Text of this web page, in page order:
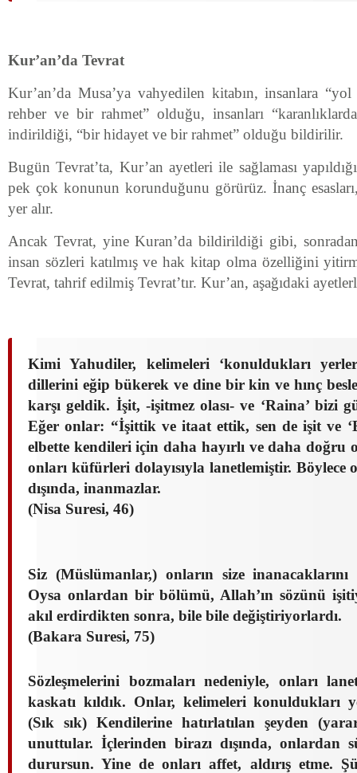
Kur’an’da Tevrat
Kur’an’da Musa’ya vahyedilen kitabın, insanlara “yol
rehber ve bir rahmet” olduğu, insanları
indirildiği, “bir hidayet ve bir rahmet” olduğu bildirilir.
Bugün Tevrat’ta, Kur’an ayetleri ile sağlaması
pek çok konunun korunduğunu görürüz. İnanç
yer alır.
Ancak Tevrat, yine Kuran’da bildirildiği gibi,
insan sözleri katılmış ve hak kitap olma özelliğini
Tevrat, tahrif edilmiş Tevrat’tır. Kur’an, aşağıdaki
Kimi Yahudiler, kelimeleri ‘konuldukları
dillerini eğip bükerek ve dine bir kin ve hınç
karşı geldik. İşit, -işitmez olası- ve ‘Raina’ bizi
Eğer onlar: “İşittik ve itaat ettik, sen de işit ve
elbette kendileri için daha hayırlı ve daha
onları küfürleri dolayısıyla lanetlemiştir.
dışında, inanmazlar.
(Nisa Suresi, 46)
Siz (Müslümanlar,) onların size
Oysa onlardan bir bölümü, Allah’ın sözünü
akıl erdirdikten sonra, bile bile değiştiriyorlardı.
(Bakara Suresi, 75)
Sözleşmelerini bozmaları nedeniyle, onları
kaskatı kıldık. Onlar, kelimeleri konuldukları
(Sık sık) Kendilerine hatırlatılan şeyden
unuttular. İçlerinden birazı dışında, onlardan
durursun. Yine de onları affet, aldırış etme.